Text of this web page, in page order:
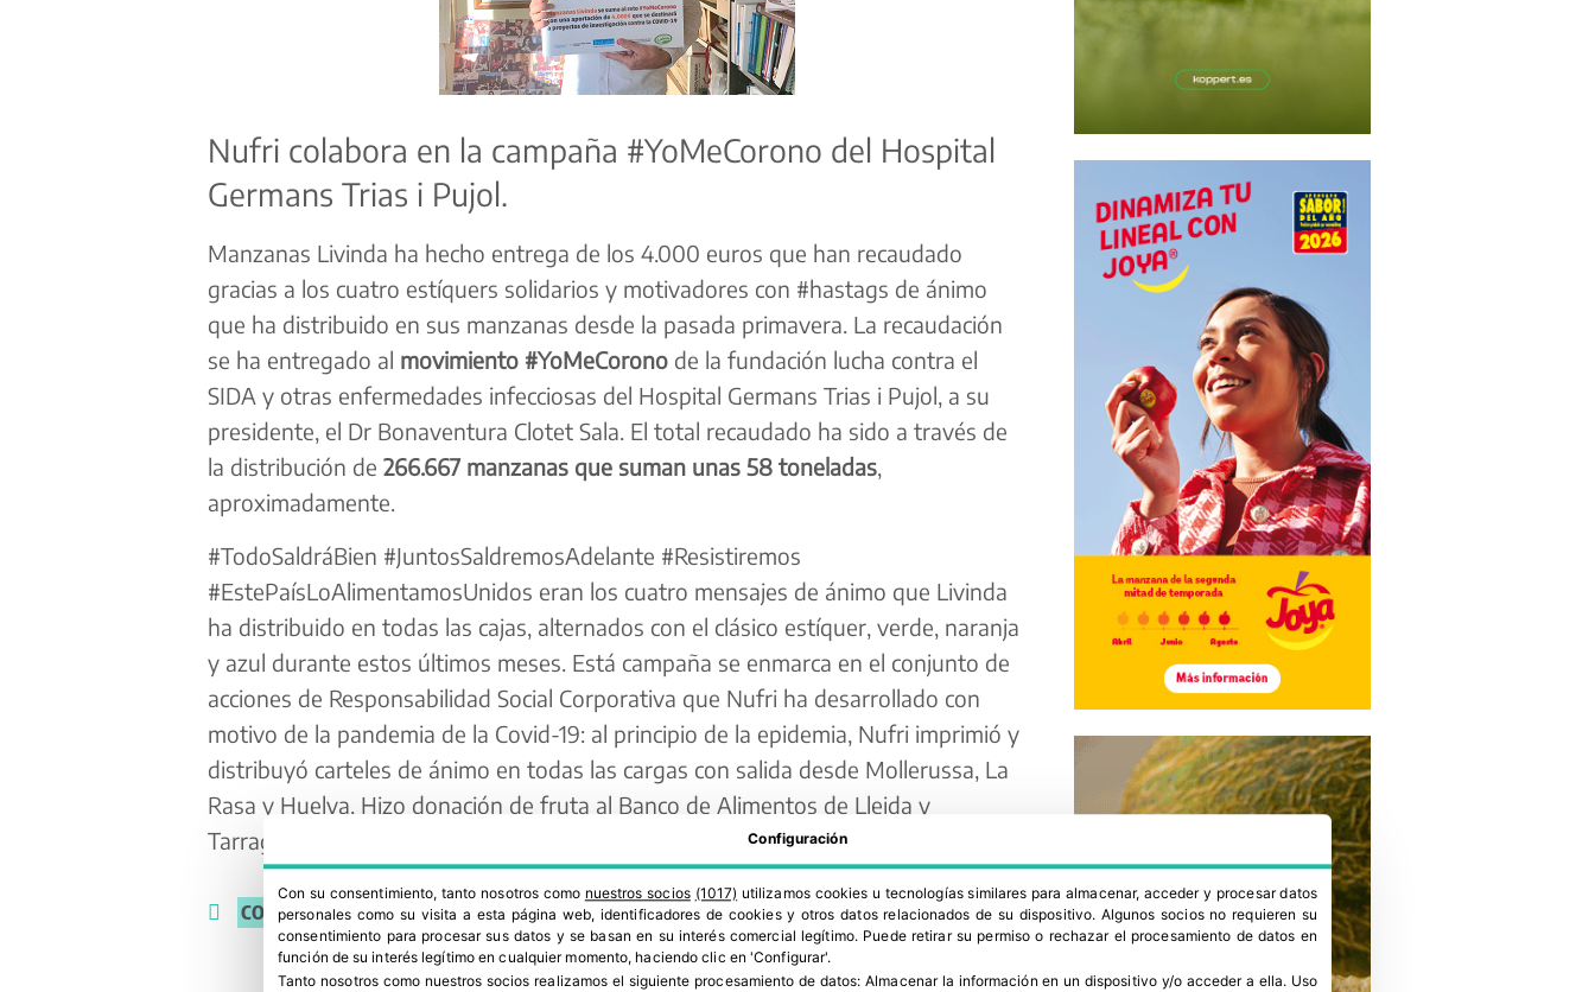
Nufri colabora en la campaña #YoMeCorono del Hospital
Germans Trias i Pujol.
Manzanas Livinda ha hecho entrega de los 4.000 euros que han recaudado ​
gracias a los cuatro estíquers solidarios y motivadores con #hastags de ánimo
que ha distribuido en sus manzanas desde la pasada primavera. La recaudación
se ha entregado al movimiento #YoMeCoronode la fundación lucha contra el
SIDA y otras enfermedades infecciosas del Hospital Germans Trias i Pujol, a su
presidente, el Dr Bonaventura Clotet Sala. El total recaudado ha sido a través de
la distribución de 266.667 manzanas que suman unas 58 toneladas,
aproximadamente.
#TodoSaldráBien #JuntosSaldremosAdelante #Resistiremos
#EstePaísLoAlimentamosUnidos eran los cuatro mensajes de ánimo que Livinda
ha distribuido en todas las cajas, alternados con el clásico estíquer, verde, naranja
y azul durante estos últimos meses. Está campaña se enmarca en el conjunto de
acciones de Responsabilidad Social Corporativa que Nufri ha desarrollado con
motivo de la pandemia de la Covid-19: al principio de la epidemia, Nufri imprimió y
distribuyó carteles de ánimo en todas las cargas con salida desde Mollerussa, La
Rasa y Huelva. Hizo donación de fruta al Banco de Alimentos de Lleida y
Tarragona, como también a la Cruz Roja de Alacant y Soria.
COVID,COVID-19, LIVINDA ,RSC
Configuración
Con su consentimiento, tanto nosotros como nuestros socios (1017) utilizamos cookies u tecnologías similares para almacenar, acceder y procesar datos
personales como su visita a esta página web, identificadores de cookies y otros datos relacionados de su dispositivo. Algunos socios no requieren su
consentimiento para procesar sus datos y se basan en su interés comercial legítimo. Puede retirar su permiso o rechazar el procesamiento de datos en
función de su interés legítimo en cualquier momento, haciendo clic en 'Configurar'.
Tanto nosotros como nuestros socios realizamos el siguiente procesamiento de datos:Almacenar la información en un dispositivo y/o acceder a ella. Uso